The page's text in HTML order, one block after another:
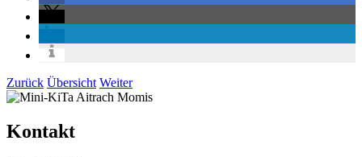
Zurück Übersicht Weiter
Kontakt